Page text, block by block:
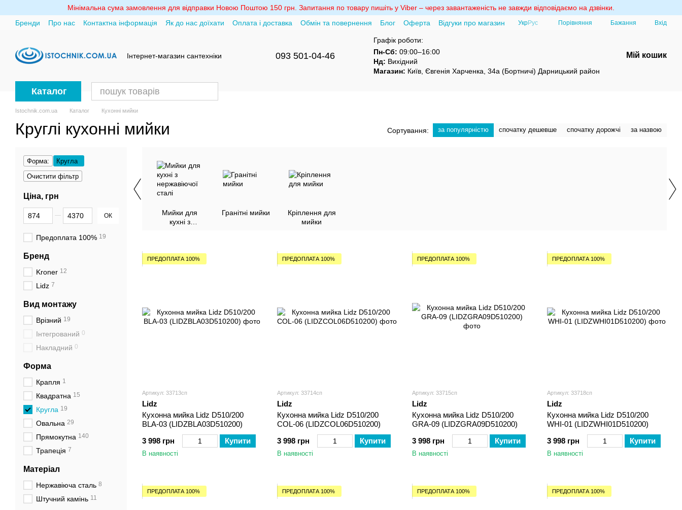
Перейти до основного контентуМінімальна сума замовлення для відправки Новою Поштою 150 грн. Запитання по товару пишіть у Viber – через завантаженість не завжди відповідаємо на дзвінки.
Бренди
Про нас Контактна інформація Як до нас доїхати Оплата і доставка Обмін та повернення Блог Оферта
Відгуки про магазин
УкрРус Порівняння Бажання Вхід
Інтернет-магазин сантехніки 093 501-04-46
Графік роботи:
Пн-Сб: 09:00–16:00
Нд: Вихідний
Магазин: Київ, Євгенія Харченка, 34а (Бортничі) Дарницький район
Мій кошик
Каталог
Istochnik.com.ua Каталог Кухонні мийки
Круглі кухонні мийки Сортування: за популярністю спочатку дешевше спочатку дорожчі за назвою
Мийки для
кухні з
Гранітні мийки
Кріплення для
мийки
ПРЕДОПЛАТА 100%
Артикул: 33713сп
Lidz
Кухонна мийка Lidz D510/200
BLA-03 (LIDZBLA03D510200)
3 998 грн
Купити
В наявності
ПРЕДОПЛАТА 100%
Артикул: 33714сп
Lidz
Кухонна мийка Lidz D510/200
COL-06 (LIDZCOL06D510200)
3 998 грн
Купити
В наявності
ПРЕДОПЛАТА 100%
Артикул: 33715сп
Lidz
Кухонна мийка Lidz D510/200
GRA-09 (LIDZGRA09D510200)
3 998 грн
Купити
В наявності
ПРЕДОПЛАТА 100%
Артикул: 33718сп
Lidz
Кухонна мийка Lidz D510/200
WHI-01 (LIDZWHI01D510200)
3 998 грн
Купити
В наявності
ПРЕДОПЛАТА 100% ПРЕДОПЛАТА 100% ПРЕДОПЛАТА 100% ПРЕДОПЛАТА 100%
Форма:
Кругла
Очистити фільтр
Ціна, грн
Від Ціна, грн
До Ціна, грн ОК
Предоплата 100% 19
Бренд
Kroner 12
Lidz 7
Вид монтажу
Врізний 19
Інтегрований 0
Накладний 0
Форма
Крапля 1
Квадратна 15
Кругла 19
Овальна 29
Прямокутна 140
Трапеція 7
Матеріал
Нержавіюча сталь 8
Штучний камінь 11